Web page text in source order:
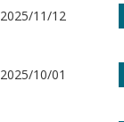
2025/11/12
2025/10/01